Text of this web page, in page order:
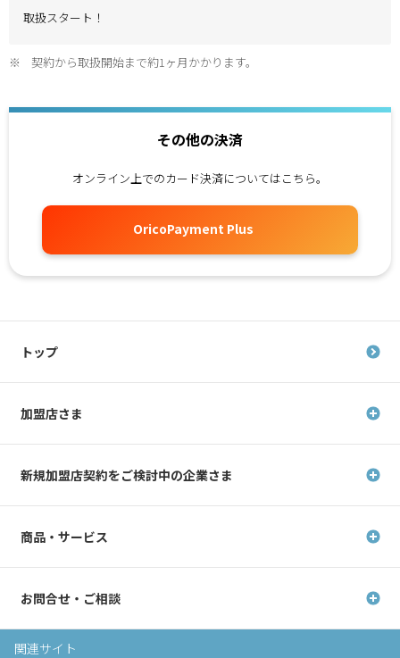
取扱スタート！
※ 契約から取扱開始まで約1ヶ月かかります。
その他の決済
オンライン上でのカード決済についてはこちら。
OricoPayment Plus
トップ
加盟店さま
新規加盟店契約をご検討中の企業さま
商品・サービス
お問合せ・ご相談
関連サイト